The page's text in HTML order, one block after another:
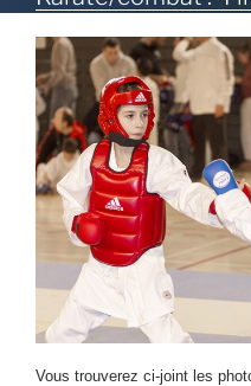
Vous trouverez ci-joint les